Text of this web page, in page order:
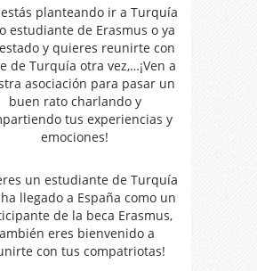
planteando ir a Turquía
estudiante de Erasmus o ya
y quieres reunirte con
de Turquía otra vez,…¡Ven a
asociación para pasar un
buen rato charlando y
tus experiencias y
emociones!
un estudiante de Turquía
llegado a España como un
de la beca Erasmus,
eres bienvenido a
con tus compatriotas!